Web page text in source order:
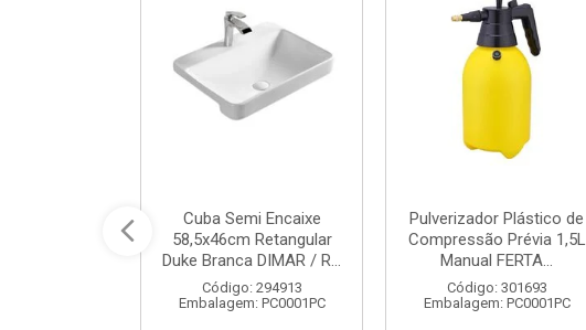
Cuba Semi Encaixe
58,5x46cm Retangular
Duke Branca DIMAR / R...
Código: 294913
Embalagem: PC0001PC
Pulverizador Plástico de
Compressão Prévia 1,5L
Manual FERTA...
Código: 301693
Embalagem: PC0001PC